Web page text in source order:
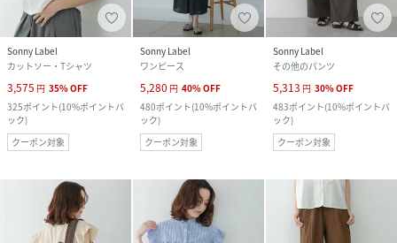
Sonny Label
カットソー・Tシャツ
3,575 円 35%OFF
325ポイント(10%ポイントバ
ック)
クーポン対象
Sonny Label
ワンピース
5,280 円 40%OFF
480ポイント(10%ポイントバ
ック)
クーポン対象
Sonny Label
その他のパンツ
5,313 円 30%OFF
483ポイント(10%ポイントバ
ック)
クーポン対象